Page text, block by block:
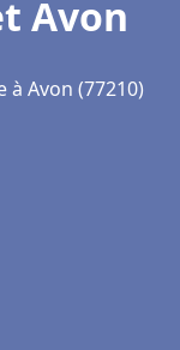
Avon
Avon (77210)